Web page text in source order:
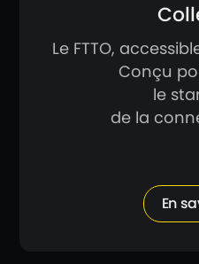
Le FTTO,
Conçu
le
de la
En